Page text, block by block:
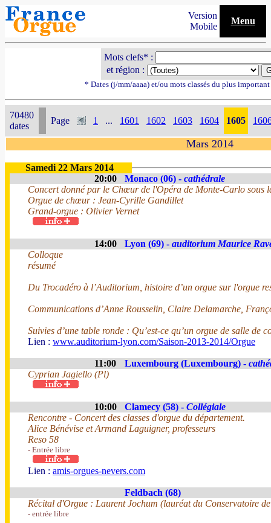
Version
Mobile
Menu
Mots clefs* :
et région :
* Dates (j/mm/aaaa) et/ou mots classés du plus
70480
dates
Page 1 ... 1601 1602 1603 1604 1605
Mars 2014
Samedi 22 Mars 2014
20:00
Monaco (06) - cathédrale
Concert donné par le Chœur de l'Opéra de Monte-Carlo sous
Orgue de chœur : Jean-Cyrille Gandillet
Grand-orgue : Olivier Vernet
14:00 Lyon (69) - auditorium Maurice
Colloque
résumé
Du Trocadéro à l’Auditorium, histoire d’un orgue sur l'orgue
Communications d’Anne Rousselin, Claire Delamarche,
Suivies d’une table ronde : Qu’est-ce qu’un orgue de salle de
Lien : www.auditorium-lyon.com/Saison-2013-2014/Orgue
11:00 Luxembourg (Luxembourg) -
Cyprian Jagiello (Pl)
10:00 Clamecy (58) - Collégiale
Rencontre - Concert des classes d'orgue du département.
Alice Bénévise et Armand Laguigner, professeurs
Reso 58
- Entrée libre
Lien : amis-orgues-nevers.com
Feldbach (68)
Récital d'Orgue : Laurent Jochum (lauréat du Conservatoire
- entrée libre